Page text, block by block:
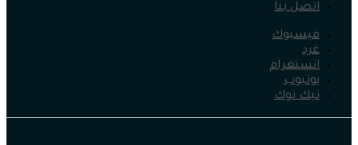
اتصل بنا
فيسبوك
غرد
انستغرام
يوتيوب
تيك توك